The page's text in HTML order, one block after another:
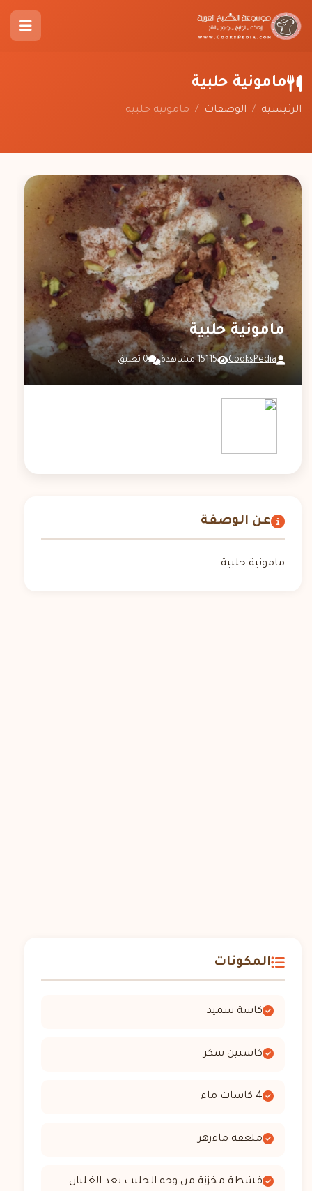
مامونية حلبية
الرئيسية / الوصفات / مامونية حلبية
مامونية حلبية
CooksPedia 15115 مشاهدة 0 تعليق
عن الوصفة
مامونية حلبية
المكونات
كاسة سميد
كاستين سكر
4 كاسات ماء
ملعقة ماءزهر
قشطة مخزنة من وجه الخليب بعد الغليان